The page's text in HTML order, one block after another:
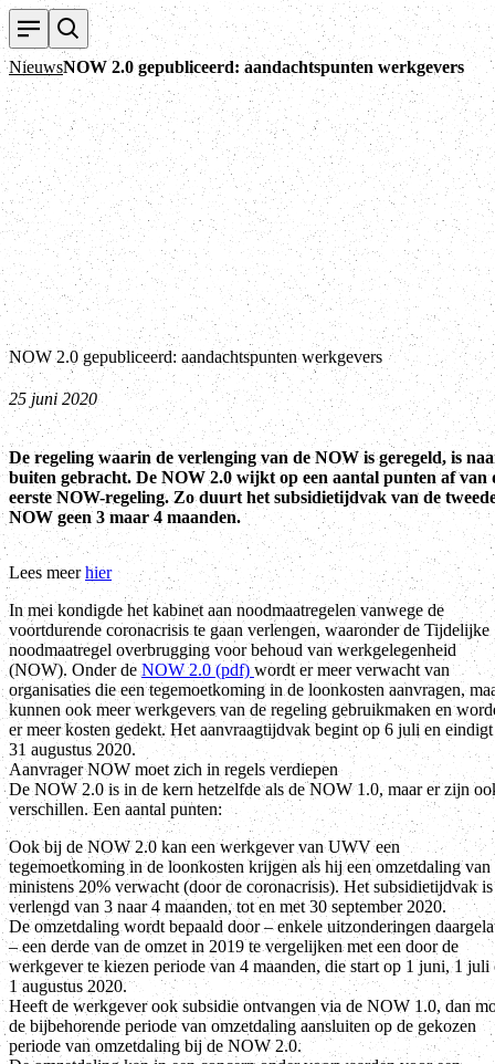
NieuwsNOW 2.0 gepubliceerd: aandachtspunten werkgevers
NOW 2.0 gepubliceerd: aandachtspunten werkgevers
25 juni 2020
De regeling waarin de verlenging van de NOW is geregeld, is
buiten gebracht. De NOW 2.0 wijkt op een aantal punten af van
eerste NOW-regeling. Zo duurt het subsidietijdvak van de
NOW geen 3 maar 4 maanden.
Lees meerhier
In mei kondigde het kabinet aan noodmaatregelen vanwege de
voortdurende coronacrisis te gaan verlengen, waaronder de Tijdelijke
noodmaatregel overbrugging voor behoud van werkgelegenheid
(NOW). Onder deNOW 2.0 (pdf)wordt er meer verwacht van
organisaties die een tegemoetkoming in de loonkosten aanvragen,
kunnen ook meer werkgevers van de regeling gebruikmaken en
er meer kosten gedekt. Het aanvraagtijdvak begint op 6 juli en
31 augustus 2020.
Aanvrager NOW moet zich in regels verdiepen
De NOW 2.0 is in de kern hetzelfde als de NOW 1.0, maar er zijn
verschillen. Een aantal punten:
Ook bij de NOW 2.0 kan een werkgever van UWV een
tegemoetkoming in de loonkosten krijgen als hij een omzetdaling van
ministens 20% verwacht (door de coronacrisis). Het subsidietijdvak is
verlengd van 3 naar 4 maanden, tot en met 30 september 2020.
De omzetdaling wordt bepaald door – enkele uitzonderingen
– een derde van de omzet in 2019 te vergelijken met een door de
werkgever te kiezen periode van 4 maanden, die start op 1 juni, 1 juli
1 augustus 2020.
Heeft de werkgever ook subsidie ontvangen via de NOW 1.0, dan
de bijbehorende periode van omzetdaling aansluiten op de gekozen
periode van omzetdaling bij de NOW 2.0.